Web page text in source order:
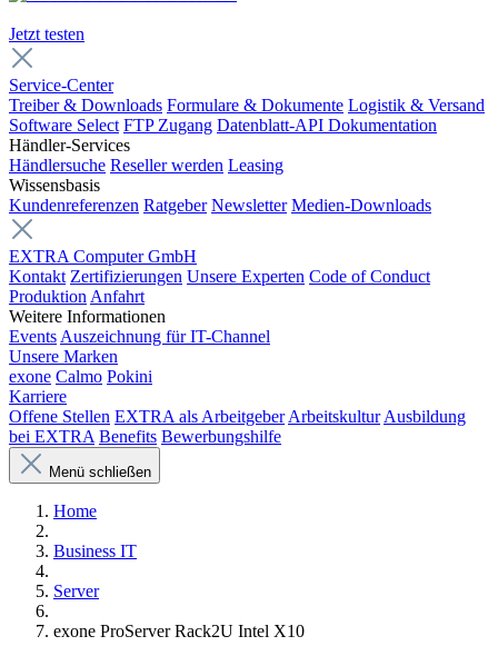
Jetzt testen
Service-Center
Treiber & Downloads Formulare & Dokumente Logistik & Versand
Software Select FTP Zugang Datenblatt-API Dokumentation
Händler-Services
Händlersuche Reseller werden Leasing
Wissensbasis
Kundenreferenzen Ratgeber Newsletter Medien-Downloads
EXTRA Computer GmbH
Kontakt Zertifizierungen Unsere Experten Code of Conduct
Produktion Anfahrt
Weitere Informationen
Events Auszeichnung für IT-Channel
Unsere Marken
exone Calmo Pokini
Karriere
Offene Stellen EXTRA als Arbeitgeber Arbeitskultur Ausbildung
bei EXTRA Benefits Bewerbungshilfe
Menü schließen
Home
Business IT
Server
exone ProServer Rack2U Intel X10